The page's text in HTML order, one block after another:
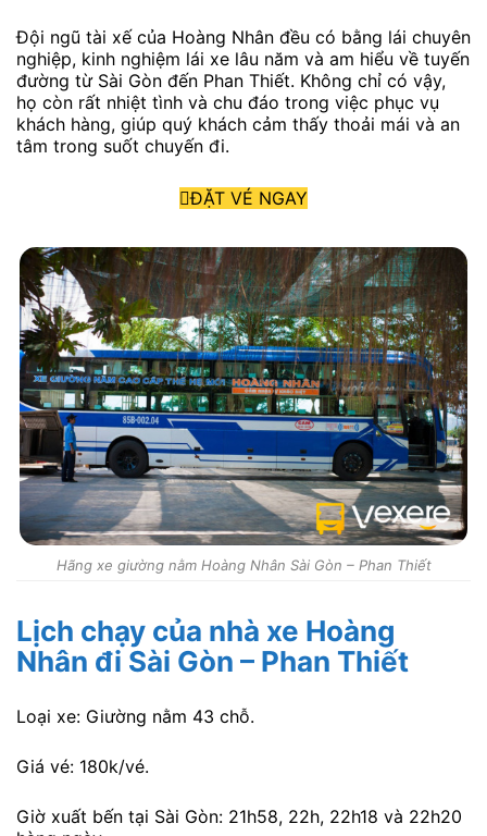
Đội ngũ tài xế của Hoàng Nhân đều có bằng lái chuyên
nghiệp, kinh nghiệm lái xe lâu năm và am hiểu về tuyến
đường từ Sài Gòn đến Phan Thiết. Không chỉ có vậy,
họ còn rất nhiệt tình và chu đáo trong việc phục vụ
khách hàng, giúp quý khách cảm thấy thoải mái và an
tâm trong suốt chuyến đi.
ĐẶT VÉ NGAY
Hãng xe giường nằm Hoàng Nhân Sài Gòn – Phan Thiết
Lịch chạy của nhà xe Hoàng
Nhân đi Sài Gòn – Phan Thiết
Loại xe: Giường nằm 43 chỗ.
Giá vé: 180k/vé.
Giờ xuất bến tại Sài Gòn: 21h58, 22h, 22h18 và 22h20